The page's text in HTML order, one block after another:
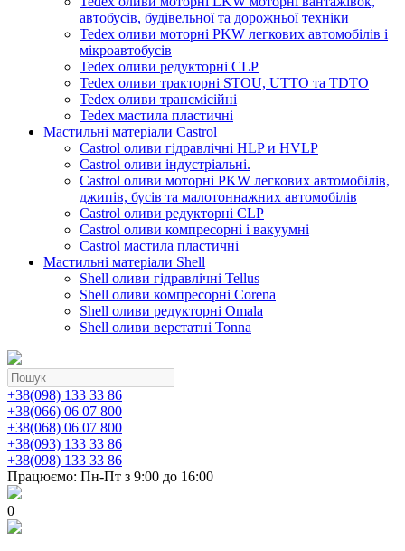
автобусів, будівельної та дорожньої техніки
Tedex оливи моторні PKW легкових автомобілів і
мікроавтобусів
Tedex оливи редукторні CLP
Tedex оливи тракторні STOU, UTTO та TDTO
Tedex оливи трансмісійні
Tedex мастила пластичні
Мастильні матеріали Castrol
Castrol оливи гідравлічні HLP и HVLP
Castrol оливи індустріальні.
Castrol оливи моторні PKW легкових автомобілів,
джипів, бусів та малотоннажних автомобілів
Castrol оливи редукторні CLP
Castrol оливи компресорні і вакуумні
Castrol мастила пластичні
Мастильні матеріали Shell
Shell оливи гідравлічні Tellus
Shell оливи компресорні Corena
Shell оливи редукторні Omala
Shell оливи верстатні Tonna
+38(098) 133 33 86
+38(066) 06 07 800
+38(068) 06 07 800
+38(093) 133 33 86
+38(098) 133 33 86
Працюємо: Пн-Пт з 9:00 до 16:00
0